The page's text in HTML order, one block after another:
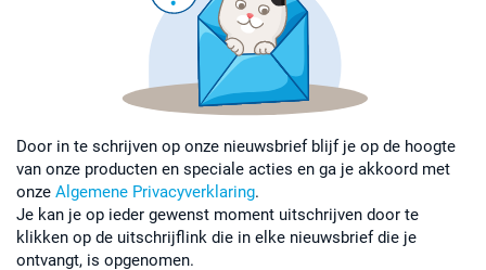
Door in te schrijven op onze nieuwsbrief blijf je op de hoogte
van onze producten en speciale acties en ga je akkoord met
onze Algemene Privacyverklaring.
Je kan je op ieder gewenst moment uitschrijven door te
klikken op de uitschrijflink die in elke nieuwsbrief die je
ontvangt, is opgenomen.